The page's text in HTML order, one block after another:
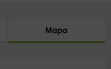
Mapa